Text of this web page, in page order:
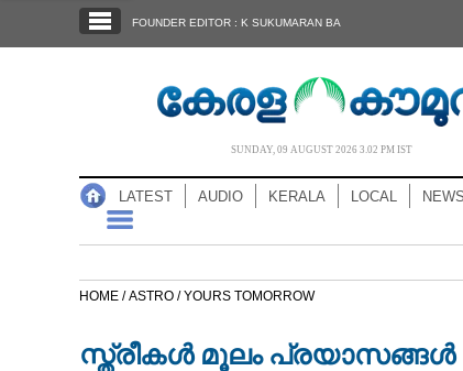
NOTIFIED NEWS
FOUNDER EDITOR : K SUKUMARAN BA
SUNDAY, 09 AUGUST 2026 3.02 PM IST
LATEST AUDIO KERALA LOCAL
HOME /ASTRO /YOURS TOMORROW
സ്ത്രീകള്‍ മൂലം